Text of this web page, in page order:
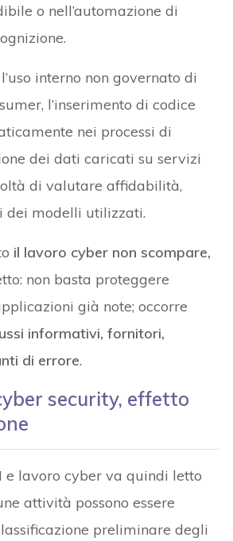
o nell’automazione di
interno non governato di
l’inserimento di codice
nei processi di
dei dati caricati su servizi
di valutare affidabilità,
dei modelli utilizzati.
il lavoro cyber non scompare,
non basta proteggere
già note; occorre
informativi, fornitori,
di errore.
security, effetto
lavoro cyber va quindi letto
attività possono essere
preliminare degli